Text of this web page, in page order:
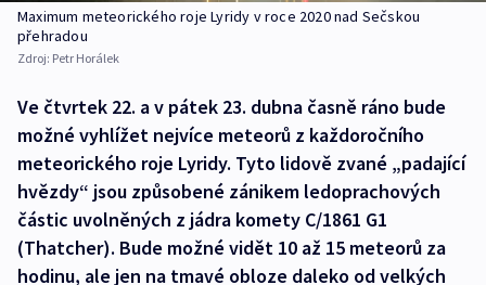
Maximum meteorického roje Lyridy v roce 2020 nad Sečskou
přehradou
Zdroj: Petr Horálek
Ve čtvrtek 22. a v pátek 23. dubna časně ráno bude
možné vyhlížet nejvíce meteorů z každoročního
meteorického roje Lyridy. Tyto lidově zvané „padající
hvězdy“ jsou způsobené zánikem ledoprachových
částic uvolněných z jádra komety C/1861 G1
(Thatcher). Bude možné vidět 10 až 15 meteorů za
hodinu, ale jen na tmavé obloze daleko od velkých